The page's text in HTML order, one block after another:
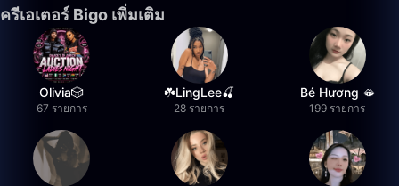
ครีเอเตอร์ Bigo เพิ่มเติม
Olivia🎲
67 รายการ
☘️LingLee🍒
28 รายการ
Bé Hương 🫦
199 รายการ